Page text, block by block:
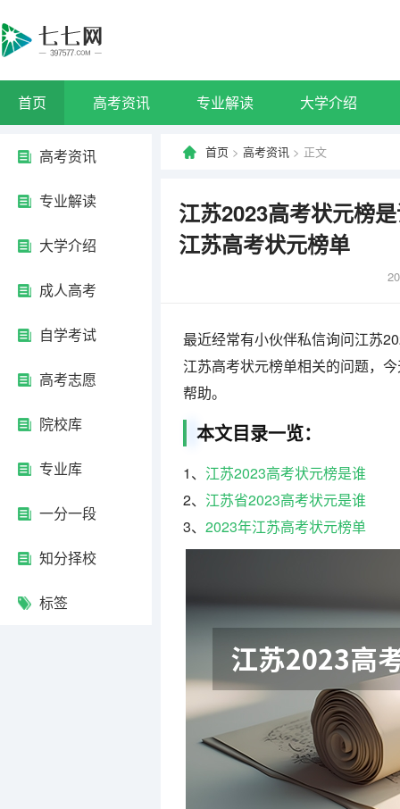
首页 高考资讯 专业解读 大学介绍
高考资讯
专业解读
大学介绍
成人高考
自学考试
高考志愿
院校库
专业库
一分一段
知分择校
标签
首页 > 高考资讯 > 正文
江苏2023高考状元榜
江苏高考状元榜单
最近经常有小伙伴私信询问江苏
江苏高考状元榜单相关的问题，
帮助。
本文目录一览：
1、 江苏2023高考状元榜是谁
2、 江苏省2023高考状元是谁
3、 2023年江苏高考状元榜单